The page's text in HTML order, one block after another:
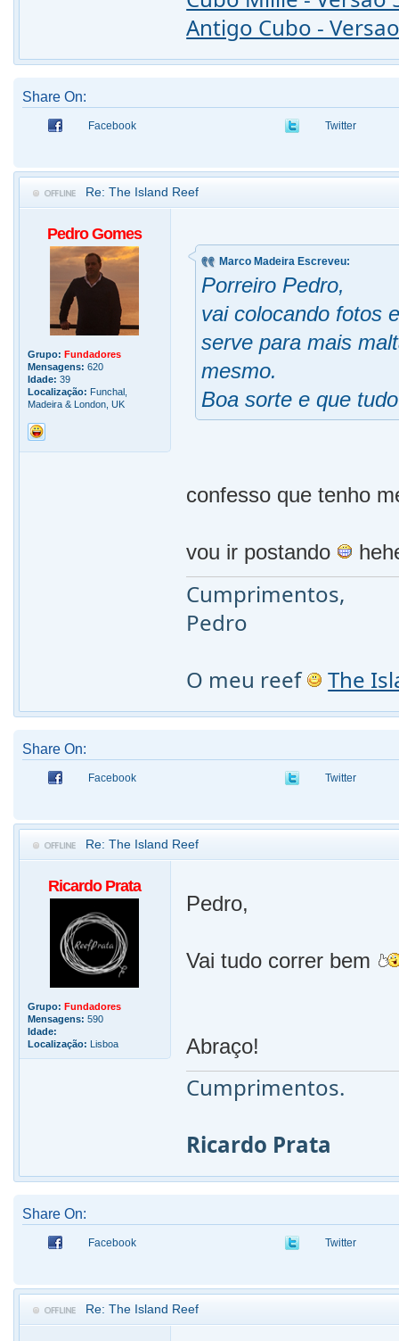
Antigo Cubo -
Share On:
Facebook Twitter
Re: The Island Reef
Pedro Gomes
Grupo: Fundadores
Mensagens: 620
Idade: 39
Localização: Funchal,
Madeira & London, UK
Marco Madeira Escreveu:
Porreiro Pedro,
vai colocando fotos
serve para mais
mesmo.
Boa sorte e que
confesso que tenho
vou ir postando
Cumprimentos,
Pedro
O meu reef
The
Share On:
Facebook Twitter
Re: The Island Reef
Ricardo Prata
Grupo: Fundadores
Mensagens: 590
Idade:
Localização: Lisboa
Pedro,
Vai tudo correr bem
Abraço!
Cumprimentos.
Ricardo Prata
Share On:
Facebook Twitter
Re: The Island Reef